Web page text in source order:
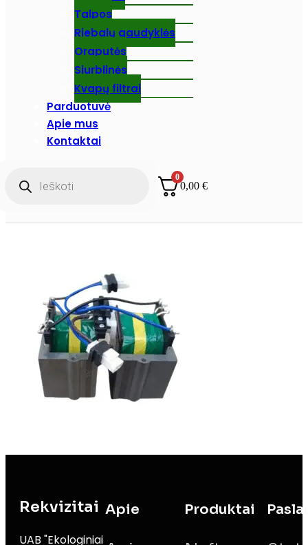
Talpos
Riebalų gaudyklės
Oraputės
Siurblinės
Kvapų filtrai
Parduotuvė
Apie mus
Kontaktai
search
0
0,00€
Rekvizitai
UAB "Ekologiniai
Apie Produktai